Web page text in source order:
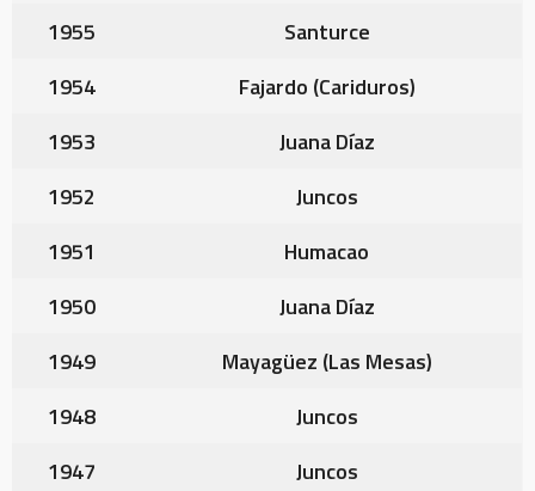
1955
Santurce
1954
Fajardo (Cariduros)
1953
Juana Díaz
1952
Juncos
1951
Humacao
1950
Juana Díaz
1949
Mayagüez (Las Mesas)
1948
Juncos
1947
Juncos